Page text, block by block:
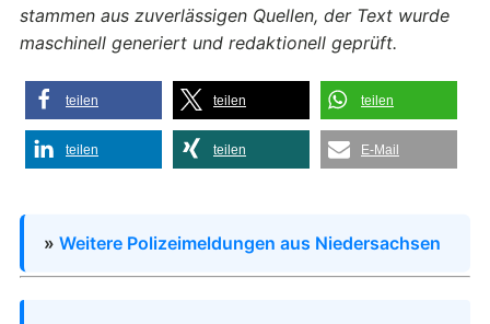
stammen aus zuverlässigen Quellen, der Text wurde
maschinell generiert und redaktionell geprüft.
teilen teilen teilen
teilen teilen E-Mail
» Weitere Polizeimeldungen aus Niedersachsen